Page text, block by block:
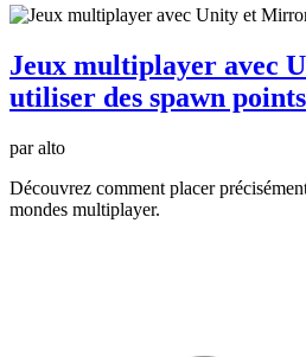
Jeux multiplayer avec
utiliser des spawn points
par alto
Découvrez comment placer
mondes multiplayer.